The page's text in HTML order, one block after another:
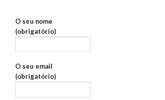
O seu nome
(obrigatório)
O seu email
(obrigatório)